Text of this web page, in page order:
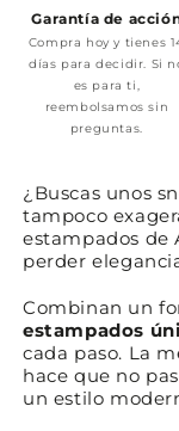
Garantía de
Compra hoy y tienes
días para decidir. Si
es para ti,
reembolsamos sin
preguntas.
¿Buscas unos
tampoco
estampados de
perder
Combinan un
estampados
cada paso. La
hace que no
un estilo